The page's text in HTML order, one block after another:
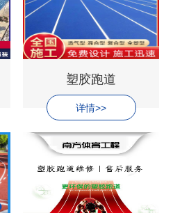
塑胶跑道
详情>>